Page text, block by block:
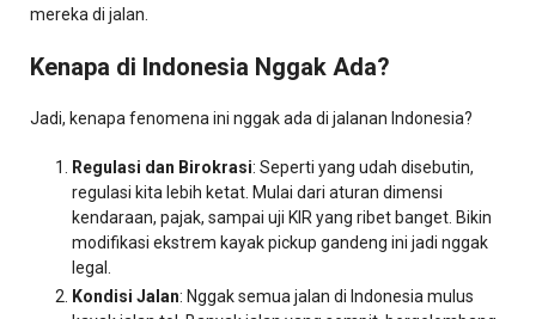
mereka di jalan.
Kenapa di Indonesia Nggak Ada?
Jadi, kenapa fenomena ini nggak ada di jalanan Indonesia?
Regulasi dan Birokrasi: Seperti yang udah disebutin,
regulasi kita lebih ketat. Mulai dari aturan dimensi
kendaraan, pajak, sampai uji KIR yang ribet banget. Bikin
modifikasi ekstrem kayak pickup gandeng ini jadi nggak
legal.
Kondisi Jalan: Nggak semua jalan di Indonesia mulus